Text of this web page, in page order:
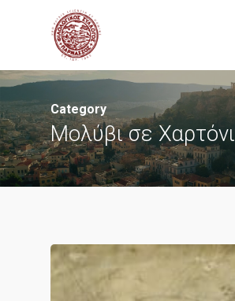
content
Category
Μολύβι σε Χαρτόνι